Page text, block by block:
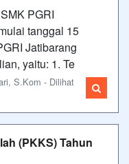
PGRI
tanggal 15
Jatibarang
yaitu: 1. Te
S.Kom - Dilihat
(PKKS) Tahun